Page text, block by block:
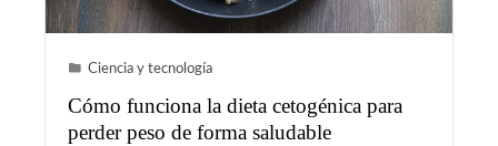
Ciencia y tecnología
Cómo funciona la dieta cetogénica para
perder peso de forma saludable